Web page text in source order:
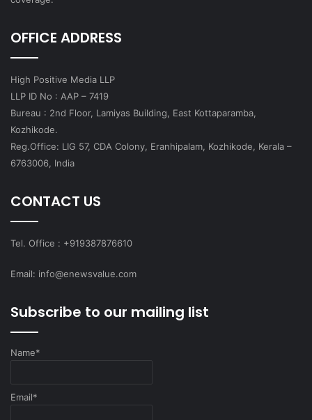
OFFICE ADDRESS
High Positive Media LLP
LLP ID No : AAP – 7419
Bureau : 2nd Floor, Lamiyas Building, East Kottaparamba,
Kozhikode.
Reg.Office: LIG 57, CDA Colony, Eranhipalam, Kozhikode, Kerala –
6763006, India
CONTACT US
Tel. Office : +919387876610
Email: info@enewsvalue.com
Subscribe to our mailing list
Name*
Email*